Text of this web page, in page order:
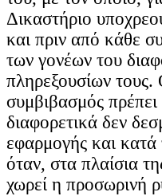
Δικαστήριο
και πριν από κάθε
των γονέων του
πληρεξουσίων τους.
συμβιβασμός
διαφορετικά δεν
εφαρμογής και κατά
όταν, στα πλαίσια
χωρεί η προσωρινή